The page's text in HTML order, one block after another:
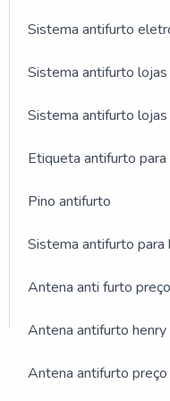
Sistema antifurto
Sistema antifurto lojas
Sistema antifurto
Etiqueta antifurto para
Pino antifurto
Sistema antifurto para
Antena anti furto preço
Antena antifurto henry
Antena antifurto preço
GALERIA